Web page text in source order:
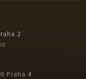
2
Praha 4